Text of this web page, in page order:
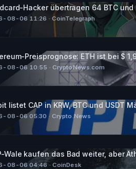
Hacker übertragen 64 BTC
08-06 11:26 · CoinTelegraph
Preisprognose: ETH ist bei $
08-06 10:55 · CryptoNews.com
listet CAP in KRW, BTC und USDT
08-06 05:30 · Crypto.News
Wale kaufen das Bad weiter, aber
08-06 04:46 · CoinDesk